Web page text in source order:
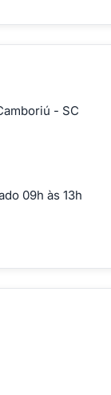
- SC
09h às 13h